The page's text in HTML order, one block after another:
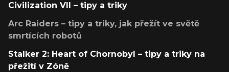
Civilization VII – tipy a triky
Arc Raiders – tipy a triky, jak přežít ve světě
smrtících robotů
Stalker 2: Heart of Chornobyl – tipy a triky na
přežití v Zóně